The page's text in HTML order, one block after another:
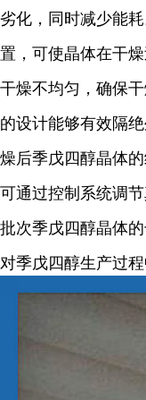
劣化，同时减少能
置，可使晶体在干
干燥不均匀，确保
的设计能够有效隔
燥后季戊四醇晶体
可通过控制系统调
批次季戊四醇晶体
对季戊四醇生产过